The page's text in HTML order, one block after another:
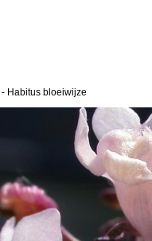
- Habitus bloeiwijze